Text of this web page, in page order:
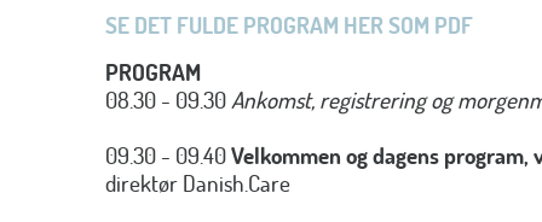
SE DET FULDE PROGRAM HER SOM PDF
PROGRAM
08.30 - 09.30Ankomst, registrering og
09.30 - 09.40Velkommen og dagens program,
direktør Danish.Care